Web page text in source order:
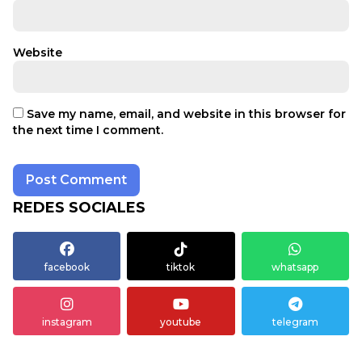
Website
Save my name, email, and website in this browser for
the next time I comment.
REDES SOCIALES
facebook tiktok whatsapp
instagram youtube telegram